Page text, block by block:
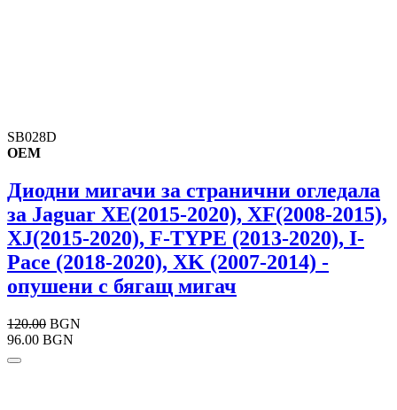
SB028D
OEM
Диодни мигачи за странични огледала
за Jaguar XE(2015-2020), XF(2008-2015),
XJ(2015-2020), F-TYPE (2013-2020), I-
Pace (2018-2020), XK (2007-2014) -
опушени с бягащ мигач
120.00 BGN
96.00 BGN